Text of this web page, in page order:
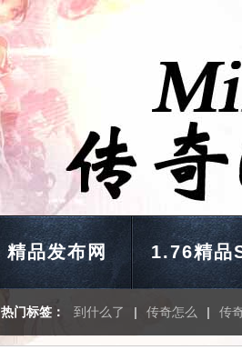
精品发布网 1.76精品
热门标签： 到什么了 | 传奇怎么 | 传